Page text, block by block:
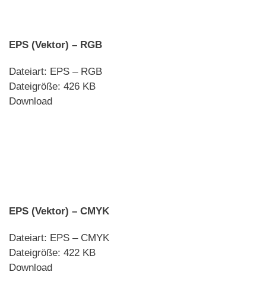
EPS (Vektor) – RGB
Dateiart: EPS – RGB
Dateigröße: 426 KB
Download
EPS (Vektor) – CMYK
Dateiart: EPS – CMYK
Dateigröße: 422 KB
Download